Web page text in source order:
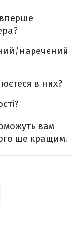
наречений
в них?
вам
ще кращим.